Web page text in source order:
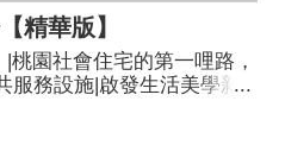
精華版】
桃園社會住宅的第一哩路，
服務設施|啟發生活美學新
翻新社會住宅新形象。||